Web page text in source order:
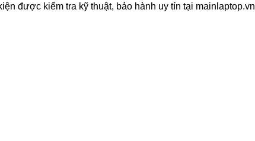
được kiểm tra kỹ thuật, bảo hành uy tín tại mainlaptop.vn